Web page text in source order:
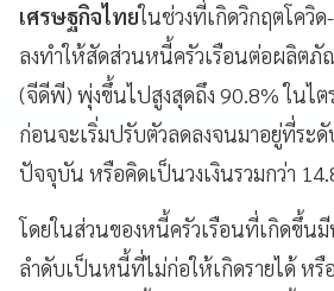
เศรษฐกิจไทยในช่วงที่เกิดวิกฤตโควิด
ลงทำให้สัดส่วนหนี้ครัวเรือนต่อผลิตภั
(จีดีพี) พุ่งขึ้นไปสูงสุดถึง 90.8% ในไ
ก่อนจะเริ่มปรับตัวลดลงจนมาอยู่ที่ระ
ปัจจุบัน หรือคิดเป็นวงเงินรวมกว่า
โดยในส่วนของหนี้ครัวเรือนที่เกิดขึ้น
ลำดับเป็นหนี้ที่ไม่ก่อให้เกิดรายได้ หรือ